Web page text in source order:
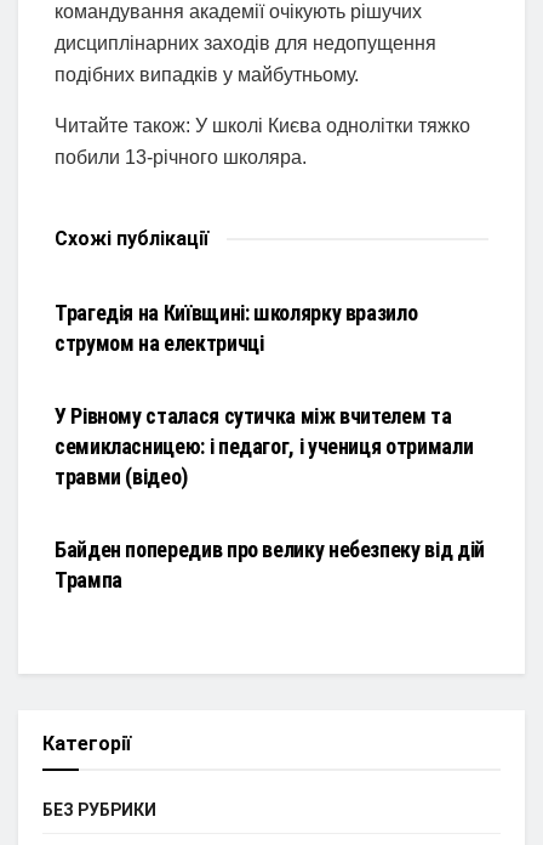
командування академії очікують рішучих
дисциплінарних заходів для недопущення
подібних випадків у майбутньому.
Читайте також: У школі Києва однолітки тяжко
побили 13-річного школяра.
Схожі публікації
Трагедія на Київщині: школярку вразило
струмом на електричці
У Рівному сталася сутичка між вчителем та
семикласницею: і педагог, і учениця отримали
травми (відео)
Байден попередив про велику небезпеку від дій
Трампа
Категорії
БЕЗ РУБРИКИ